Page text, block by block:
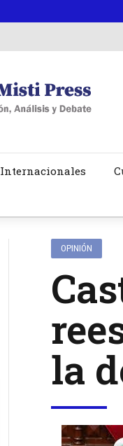
Internacionales
OPINIÓN
la